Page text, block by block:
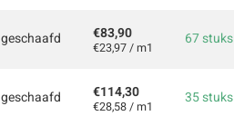
geschaafd €83,90
€23,97 / m1 67 stuks
geschaafd €114,30
€28,58 / m1 35 stuks